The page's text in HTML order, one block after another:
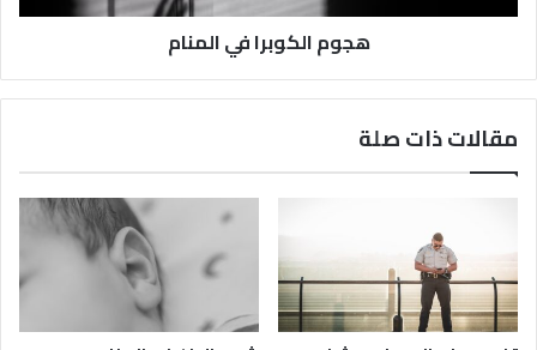
هجوم الكوبرا في المنام
مقالات ذات صلة